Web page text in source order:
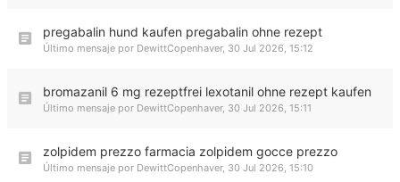
pregabalin hund kaufen pregabalin ohne rezept
Último mensaje por DewittCopenhaver, 30 Jul 2026, 15:12
bromazanil 6 mg rezeptfrei lexotanil ohne rezept kaufen
Último mensaje por DewittCopenhaver, 30 Jul 2026, 15:11
zolpidem prezzo farmacia zolpidem gocce prezzo
Último mensaje por DewittCopenhaver, 30 Jul 2026, 15:10